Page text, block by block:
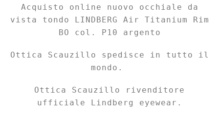
Acquisto online nuovo occhiale da
vista tondo LINDBERG Air Titanium Rim
BO col. P10 argento
Ottica Scauzillo spedisce in tutto il
mondo.
Ottica Scauzillo rivenditore
ufficiale Lindberg eyewear.